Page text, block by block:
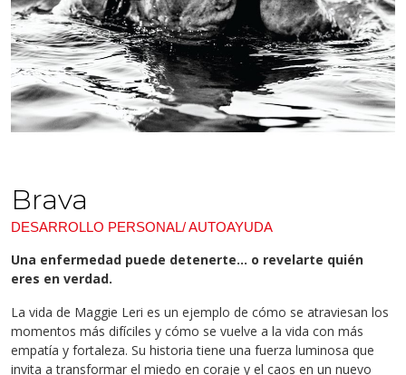
Brava
DESARROLLO PERSONAL/ AUTOAYUDA
Una enfermedad puede detenerte… o revelarte quién
eres en verdad.
La vida de Maggie Leri es un ejemplo de cómo se atraviesan los
momentos más difíciles y cómo se vuelve a la vida con más
empatía y fortaleza. Su historia tiene una fuerza luminosa que
invita a transformar el miedo en coraje y el caos en un nuevo